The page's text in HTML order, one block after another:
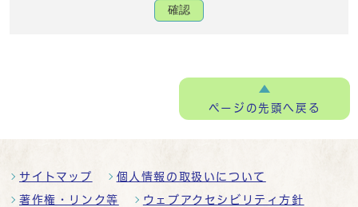
確認
ページの先頭へ戻る
サイトマップ 個人情報の取扱いについて
著作権・リンク等 ウェブアクセシビリティ方針